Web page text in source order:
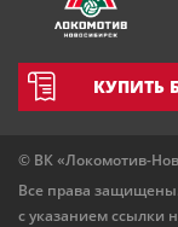
КУПИТЬ
© ВК «Локомотив-
Все права
с указанием ссылки